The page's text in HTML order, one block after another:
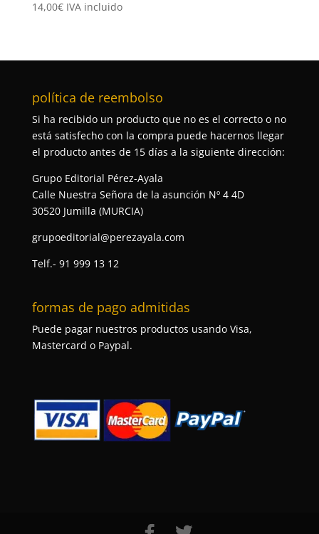
14,00€ IVA incluido
política de reembolso
Si ha recibido un producto que no es el correcto o no
está satisfecho con la compra puede hacernos llegar
el producto antes de 15 días a la siguiente dirección:
Grupo Editorial Pérez-Ayala
Calle Nuestra Señora de la asunción Nº 4 4D
30520 Jumilla (MURCIA)
grupoeditorial@perezayala.com
Telf.- 91 999 13 12
formas de pago admitidas
Puede pagar nuestros productos usando Visa,
Mastercard o Paypal.